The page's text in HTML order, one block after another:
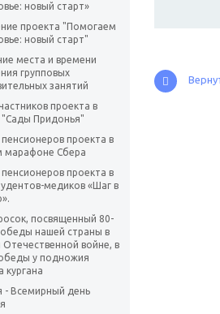
новый старт»
проекта "Помогаем
новый старт"
места и времени
групповых
занятий
проекта в
"Сады Придонья"
проекта в
марафоне Сбера
проекта в
медиков «Шаг в
посвященный 80-
нашей страны в
Отечественной войне, в
у подножия
кургана
- Всемирный день